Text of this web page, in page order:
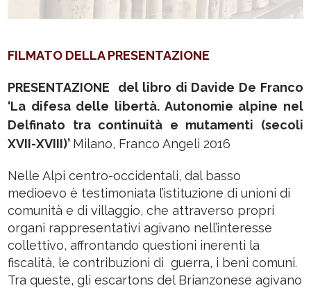
FILMATO DELLA PRESENTAZIONE
PRESENTAZIONE
del libro di Davide De Franco
‘La difesa delle libertà. Autonomie alpine nel
Delfinato tra continuità e mutamenti (secoli
XVII-XVIII)’ Milano, Franco Angeli 2016
Nelle Alpi centro-occidentali, dal basso
medioevo è testimoniata l’istituzione di unioni di
comunità e di villaggio, che attraverso propri
organi rappresentativi agivano nell’interesse
collettivo, affrontando questioni inerenti la
fiscalità, le contribuzioni di guerra, i beni comuni.
Tra queste, gli escartons del Brianzonese agivano